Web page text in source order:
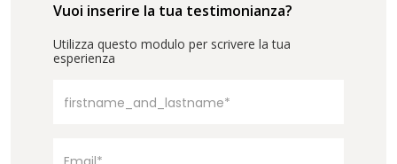
Vuoi inserire la tua testimonianza?
Utilizza questo modulo per scrivere la tua
esperienza